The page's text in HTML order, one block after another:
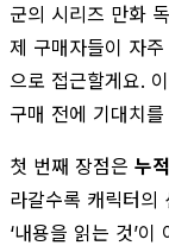
군의 시리즈 만화
제 구매자들이 자
으로 접근할게요.
구매 전에 기대치
첫 번째 장점은 누
라갈수록 캐릭터의
‘내용을 읽는 것’이